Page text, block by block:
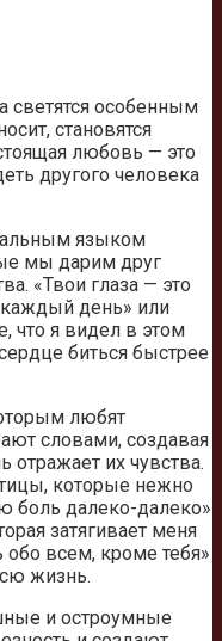
светятся особенным
становятся
любовь — это
другого человека
языком
мы дарим друг
«Твои глаза — это
каждый день» или
что я видел в этом
биться быстрее
любят
словами, создавая
отражает их чувства.
которые нежно
боль далеко-далеко»
затягивает меня
обо всем, кроме тебя»
жизнь.
и остроумные